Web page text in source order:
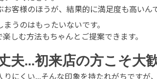
客様のほうが、結果的に満足度も高いんで
うのはもったいないです。
しむ方法もちゃんとご提案できます。
夫...初来店の方こそ大
にくい...そんな印象を持たれがちですが、